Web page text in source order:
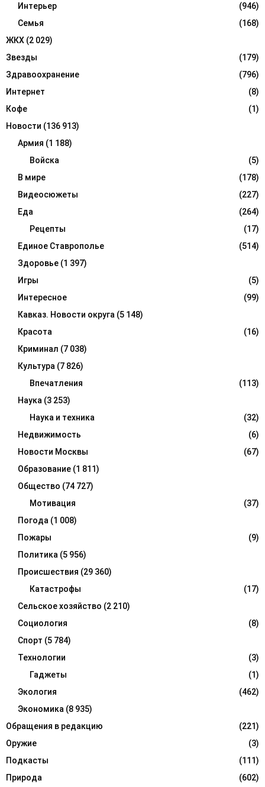
Интерьер
(946)
Семья
(168)
ЖКХ (2 029)
Звезды
(179)
Здравоохранение
(796)
Интернет
(8)
Кофе
(1)
Новости (136 913)
Армия (1 188)
Войска
(5)
В мире
(178)
Видеосюжеты
(227)
Еда
(264)
Рецепты
(17)
Единое Ставрополье
(514)
Здоровье (1 397)
Игры
(5)
Интересное
(99)
Кавказ. Новости округа (5 148)
Красота
(16)
Криминал (7 038)
Культура (7 826)
Впечатления
(113)
Наука (3 253)
Наука и техника
(32)
Недвижимость
(6)
Новости Москвы
(67)
Образование (1 811)
Общество (74 727)
Мотивация
(37)
Погода (1 008)
Пожары
(9)
Политика (5 956)
Происшествия (29 360)
Катастрофы
(17)
Сельское хозяйство (2 210)
Социология
(8)
Спорт (5 784)
Технологии
(3)
Гаджеты
(1)
Экология
(462)
Экономика (8 935)
Обращения в редакцию
(221)
Оружие
(3)
Подкасты
(111)
Природа
(602)